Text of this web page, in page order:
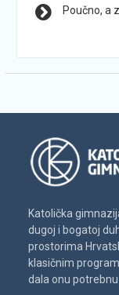
Poučno, a
Katolička
dugoj i bogatoj
prostorima
klasičnim
dala onu